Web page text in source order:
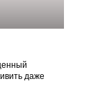
даже